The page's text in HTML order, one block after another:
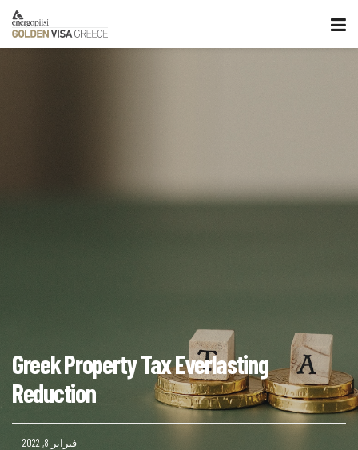
Greek Property Tax Everlasting
Reduction
فبراير 8, 2022